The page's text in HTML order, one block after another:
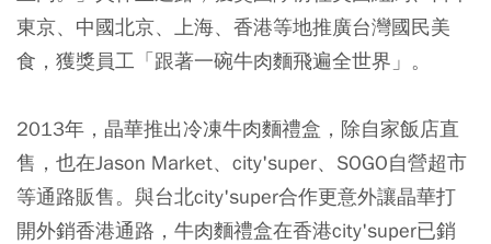
東京、中國北京、上海、香港等地推廣台灣國民美
食，獲獎員工「跟著一碗牛肉麵飛遍全世界」。
2013年，晶華推出冷凍牛肉麵禮盒，除自家飯店直
售，也在Jason Market、city'super、SOGO自營超市
等通路販售。與台北city'super合作更意外讓晶華打
開外銷香港通路，牛肉麵禮盒在香港city'super已銷